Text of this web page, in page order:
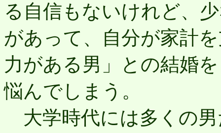
る自信もないけれど、
があって、自分が家計
力がある男」との結婚
悩んでしまう。
大学時代には多くの